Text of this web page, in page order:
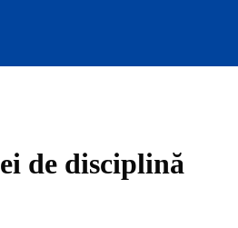
de disciplină